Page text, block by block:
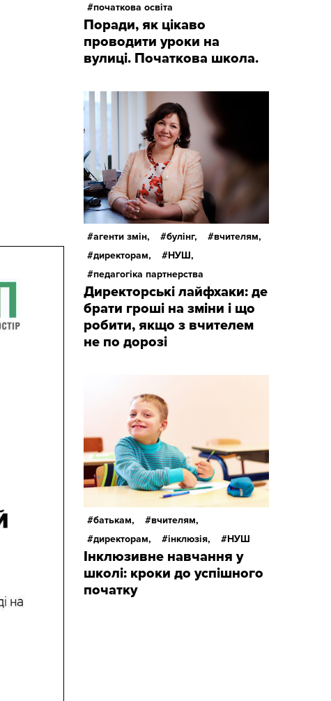
початкова освіта
Поради, як цікаво
проводити уроки на
вулиці. Початкова школа.
агенти змін, булінг,
вчителям,
директорам,
НУШ,
педагогіка партнерства
Директорські лайфхаки: де
брати гроші на зміни і що
робити, якщо з вчителем
не по дорозі
батькам,
вчителям,
директорам,
інклюзія, НУШ
Інклюзивне навчання у
школі: кроки до успішного
початку